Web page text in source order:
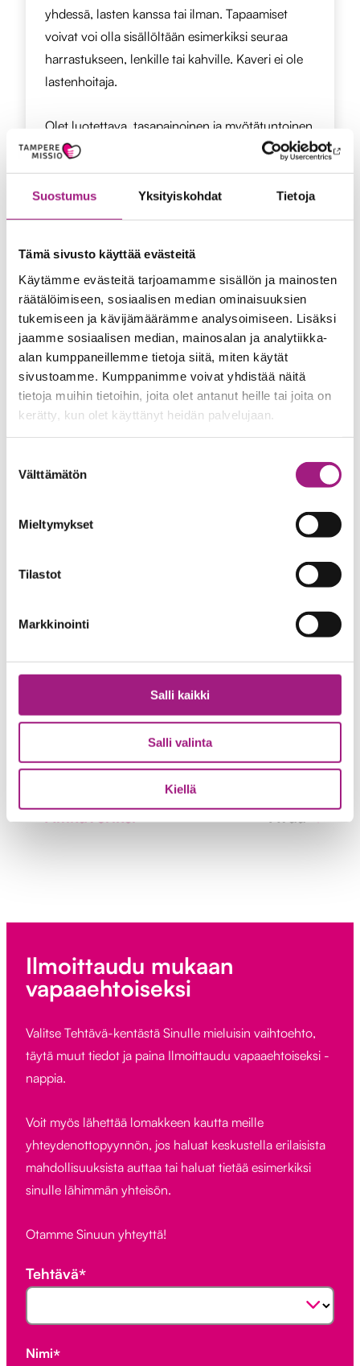
Suostumus Yksityiskohdat Tietoja
Tämä sivusto käyttää evästeitä
Käytämme evästeitä tarjoamamme sisällön ja mainosten
räätälöimiseen, sosiaalisen median ominaisuuksien
tukemiseen ja kävijämäärämme analysoimiseen. Lisäksi
jaamme sosiaalisen median, mainosalan ja analytiikka-
alan kumppaneillemme tietoja siitä, miten käytät
sivustoamme. Kumppanimme voivat yhdistää näitä
tietoja muihin tietoihin, joita olet antanut heille tai joita on
kerätty, kun olet käyttänyt heidän palvelujaan.
valinta
Välttämätön
Mieltymykset
Tilastot
Markkinointi
Salli kaikki
Salli valinta
Kiellä
yhdessä, lasten kanssa tai ilman. Tapaamiset
voivat voi olla sisällöltään esimerkiksi seuraa
harrastukseen, lenkille tai kahville. Kaveri ei ole
lastenhoitaja.
Olet luotettava, tasapainoinen ja myötätuntoinen
aikuinen. Toimit tavallisen ihmisen taidoin, mutta
saat tehtävään perehdytyksen sekä tukea
työntekijöiltä.
Kimpassa-perhetoiminta
Soita ja kysy lisää
Tukihenkilöksi yli 60-
vuotiaalle
maarit.kurunmaki@tamperemissio.fi
Päivystäjäksi Aamukorvaan
Vertaismentoriksi nuorelle
Äitikaveriksi
Ilmoittaudu mukaan
vapaaehtoiseksi
Valitse Tehtävä-kentästä Sinulle mieluisin vaihtoehto,
täytä muut tiedot ja paina Ilmoittaudu vapaaehtoiseksi -
nappia.
Voit myös lähettää lomakkeen kautta meille
yhteydenottopyynnön, jos haluat keskustella erilaisista
mahdollisuuksista auttaa tai haluat tietää esimerkiksi
sinulle lähimmän yhteisön.
Otamme Sinuun yhteyttä!
*"
pakolliset
kentät
Tehtävä*
Nimi*